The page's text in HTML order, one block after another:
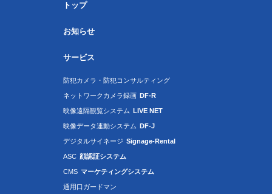
トップ
お知らせ
サービス
防犯カメラ・防犯コンサルティング
ネットワークカメラ録画 DF-R
映像遠隔観覧システム LIVE NET
映像データ連動システム DF-J
デジタルサイネージ Signage-Rental
ASC 顔認証システム
CMS マーケティングシステム
通用口ガードマン